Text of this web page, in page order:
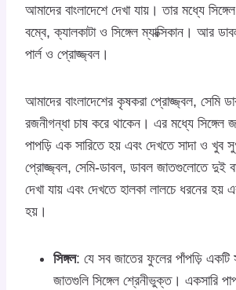
আমাদের বাংলাদেশে দেখা যায়। তার মধ্যে
বম্বে, ক্যালকাটা ও সিঙ্গেল ম্যাক্সিকান। আর
পার্ল ও প্রোজ্জ্বল।
আমাদের বাংলাদেশের কৃষকরা প্রোজ্জ্বল, সেমি
রজনীগন্ধা চাষ করে থাকেন। এর মধ্যে সিঙ্গেল
পাপড়ি এক সারিতে হয় এবং দেখতে সাদা ও খুব
প্রোজ্জ্বল, সেমি-ডাবল, ডাবল জাতগুলোতে দুই বা
দেখা যায় এবং দেখতে হালকা লালচে ধরনের
হয়।
সিঙ্গল: যে সব জাতের ফুলের পাঁপড়ি একটি
জাতগুলি সিঙ্গেল শ্রেনীভুক্ত। একসারি